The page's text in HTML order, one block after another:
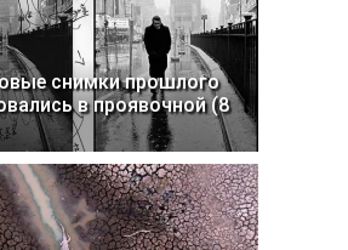
снимки прошлого
в проявочной (8